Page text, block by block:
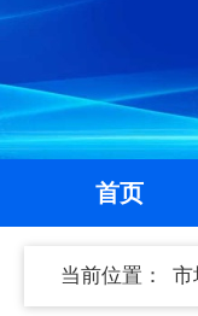
首页
当前位置： 市